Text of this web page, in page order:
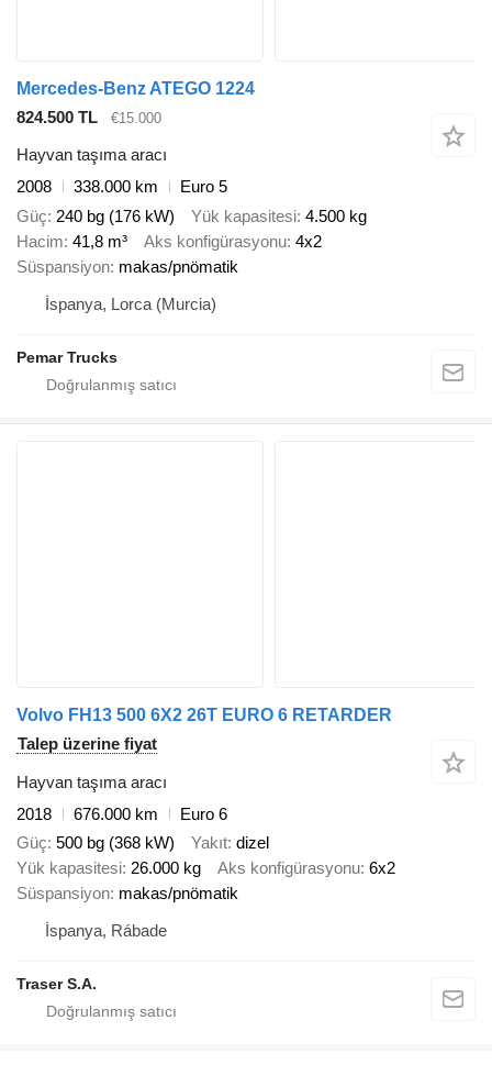
Mercedes-Benz ATEGO 1224
824.500 TL
€15.000
Hayvan taşıma aracı
2008
338.000 km
Euro 5
Güç 240 bg (176 kW) Yük kapasitesi 4.500 kg
Hacim 41,8 m³ Aks konfigürasyonu 4x2
Süspansiyon makas/pnömatik
İspanya, Lorca (Murcia)
Pemar Trucks
Volvo FH13 500 6X2 26T EURO 6 RETARDER
Talep üzerine fiyat
Hayvan taşıma aracı
2018
676.000 km
Euro 6
Güç 500 bg (368 kW) Yakıt dizel
Yük kapasitesi 26.000 kg Aks konfigürasyonu 6x2
Süspansiyon makas/pnömatik
İspanya, Rábade
Traser S.A.